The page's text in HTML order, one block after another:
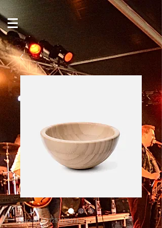
Varenr.: 671253175371